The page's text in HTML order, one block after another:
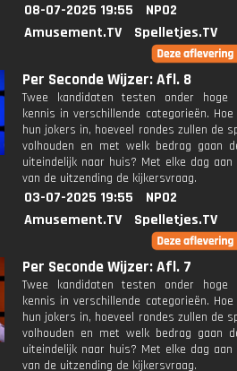
08-07-2025 19:55
NPO2
Amusement.TV
Spelletjes.TV
Per Seconde Wijzer: Afl. 8
Twee kandidaten testen onder hoge
kennis in verschillende categorieën.
hun jokers in, hoeveel rondes zullen de
volhouden en met welk bedrag gaan
uiteindelijk naar huis? Met elke dag
van de uitzending de kijkersvraag.
03-07-2025 19:55
NPO2
Amusement.TV
Spelletjes.TV
Per Seconde Wijzer: Afl. 7
Twee kandidaten testen onder hoge
kennis in verschillende categorieën.
hun jokers in, hoeveel rondes zullen de
volhouden en met welk bedrag gaan
uiteindelijk naar huis? Met elke dag
van de uitzending de kijkersvraag.